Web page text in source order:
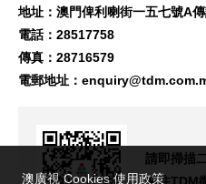
地址：澳門俾利喇街一五七號A
電話：28517758
傳真：28716579
電郵地址：
請即掃描
關注TDM
澳廣視 Cookies 使用政策